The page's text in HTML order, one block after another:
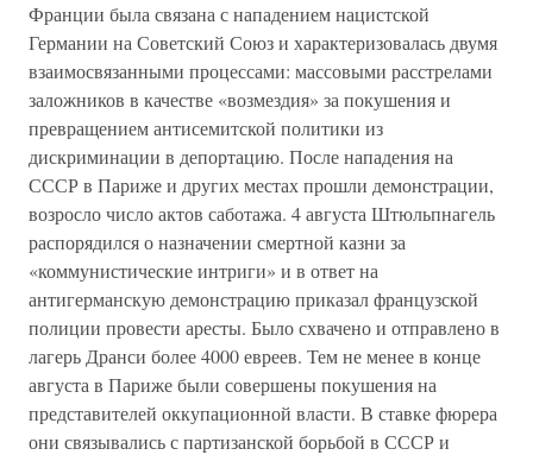
Франции была связана с нападением нацистской
Германии на Советский Союз и характеризовалась двумя
взаимосвязанными процессами: массовыми расстрелами
заложников в качестве «возмездия» за покушения и
превращением антисемитской политики из
дискриминации в депортацию. После нападения на
СССР в Париже и других местах прошли демонстрации,
возросло число актов саботажа. 4 августа Штюльпнагель
распорядился о назначении смертной казни за
«коммунистические интриги» и в ответ на
антигерманскую демонстрацию приказал французской
полиции провести аресты. Было схвачено и отправлено в
лагерь Дранси более 4000 евреев. Тем не менее в конце
августа в Париже были совершены покушения на
представителей оккупационной власти. В ставке фюрера
они связывались с партизанской борьбой в СССР и